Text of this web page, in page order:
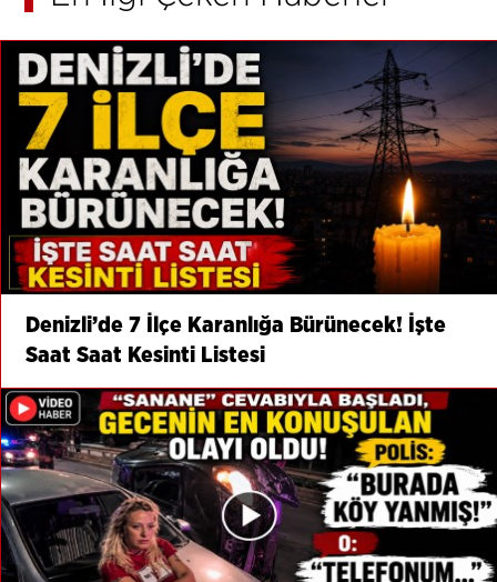
Denizli’de 7 İlçe Karanlığa Bürünecek! İşte
Saat Saat Kesinti Listesi